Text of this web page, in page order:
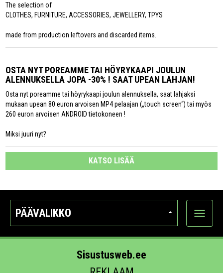
The selection of
CLOTHES, FURNITURE, ACCESSORIES, JEWELLERY, TPYS
made from production leftovers and discarded items.
OSTA NYT POREAMME TAI HÖYRYKAAPI JOULUN
ALENNUKSELLA JOPA -30% ! SAAT UPEAN LAHJAN!
Osta nyt poreamme tai höyrykaapi joulun alennuksella, saat lahjaksi
mukaan upean 80 euron arvoisen MP4 pelaajan („touch screen“) tai myös
260 euron arvoisen ANDROID tietokoneen !
Miksi juuri nyt?
KATSO LISÄÄ
PÄÄVALIKKO
Näytä
Sisustusweb.ee